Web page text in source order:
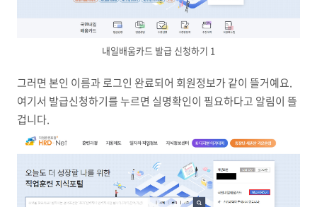
내일배움카드 발급 신청하기 1
그러면 본인 이름과 로그인 완료되어 회원정보가 같이 뜰거예요.
여기서 발급신청하기를 누르면 실명확인이 필요하다고 알림이 뜰
겁니다.